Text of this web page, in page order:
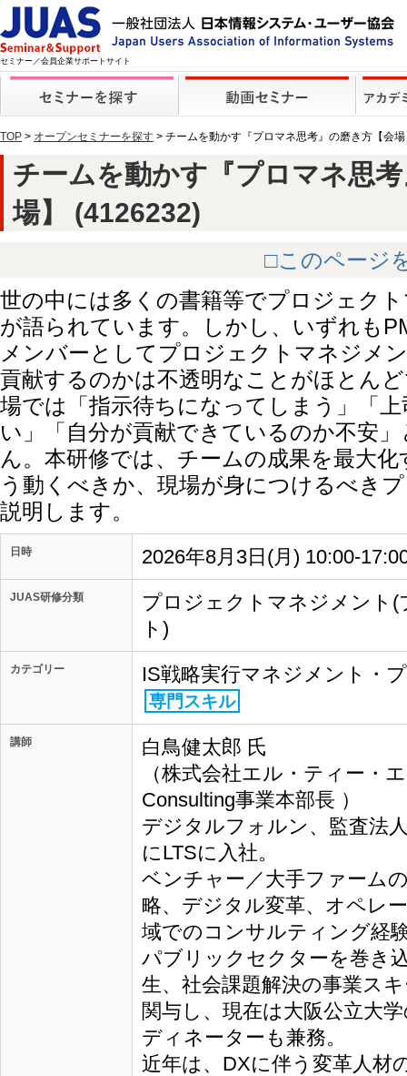
セミナー／会員企業サポートサイト
TOP > オープンセミナーを探す > チームを動かす『プロマネ思考』の磨き方【会
チームを動かす『プロマネ思
場】 (4126232)
□このページ
世の中には多くの書籍等でプロジェク
が語られています。しかし、いずれも
メンバーとしてプロジェクトマネジメ
貢献するのかは不透明なことがほとん
場では「指示待ちになってしまう」「
い」「自分が貢献できているのか不安
ん。本研修では、チームの成果を最大
う動くべきか、現場が身につけるべき
説明します。
日時 2026年8月3日(月) 10:00-
JUAS研修分類
プロジェクトマネジメント
ト)
カテゴリー IS戦略実行マネジメント・
専門スキル
講師
白鳥健太郎 氏
（株式会社エル・ティー
Consulting事業本部長 ）
デジタルフォルン、監査法
にLTSに入社。
ベンチャー／大手ファーム
略、デジタル変革、オペレ
域でのコンサルティング経
パブリックセクターを巻き
生、社会課題解決の事業ス
関与し、現在は大阪公立大
ディネーターも兼務。
近年は、DXに伴う変革人材